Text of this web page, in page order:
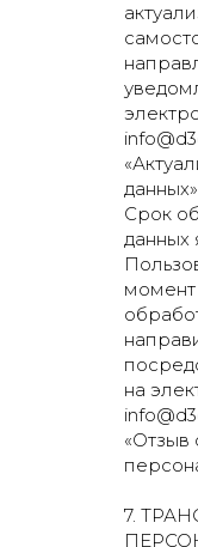
Срок
данных
момент
на
«Отзыв
7.
3D-визуализации
Сайты-презентации
Направления
Транспорт и
колесная техника
Оборудование и